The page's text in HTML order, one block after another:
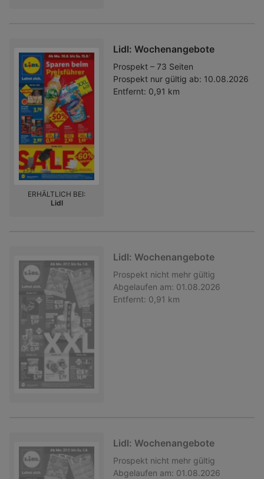
Lidl: Wochenangebote
Prospekt – 73 Seiten
Prospekt nur gültig ab: 10.08.2026
Entfernt: 0,91 km
ERHÄLTLICH BEI:
Lidl
Lidl: Wochenangebote
Prospekt nicht mehr gültig
Abgelaufen am: 01.08.2026
Entfernt: 0,91 km
Lidl: Wochenangebote
Prospekt nicht mehr gültig
Abgelaufen am: 01.08.2026